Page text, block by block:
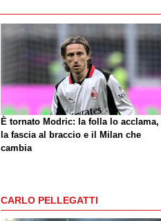
È tornato Modric: la folla lo acclama,
la fascia al braccio e il Milan che
cambia
CARLO PELLEGATTI